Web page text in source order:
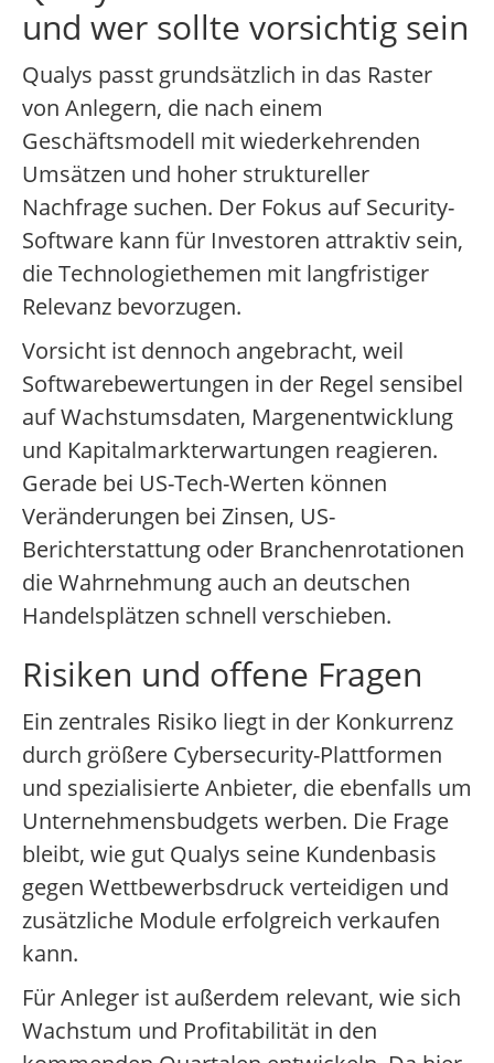
und wer sollte vorsichtig sein
Qualys passt grundsätzlich in das Raster
von Anlegern, die nach einem
Geschäftsmodell mit wiederkehrenden
Umsätzen und hoher struktureller
Nachfrage suchen. Der Fokus auf Security-
Software kann für Investoren attraktiv sein,
die Technologiethemen mit langfristiger
Relevanz bevorzugen.
Vorsicht ist dennoch angebracht, weil
Softwarebewertungen in der Regel sensibel
auf Wachstumsdaten, Margenentwicklung
und Kapitalmarkterwartungen reagieren.
Gerade bei US-Tech-Werten können
Veränderungen bei Zinsen, US-
Berichterstattung oder Branchenrotationen
die Wahrnehmung auch an deutschen
Handelsplätzen schnell verschieben.
Risiken und offene Fragen
Ein zentrales Risiko liegt in der Konkurrenz
durch größere Cybersecurity-Plattformen
und spezialisierte Anbieter, die ebenfalls um
Unternehmensbudgets werben. Die Frage
bleibt, wie gut Qualys seine Kundenbasis
gegen Wettbewerbsdruck verteidigen und
zusätzliche Module erfolgreich verkaufen
kann.
Für Anleger ist außerdem relevant, wie sich
Wachstum und Profitabilität in den